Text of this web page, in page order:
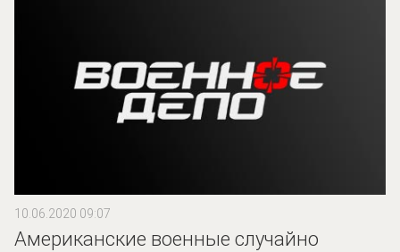
10.06.2020 09:07
Американские военные случайно